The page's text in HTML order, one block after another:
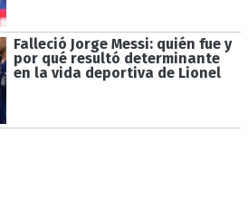
Falleció Jorge Messi: quién fue y
por qué resultó determinante
en la vida deportiva de Lionel